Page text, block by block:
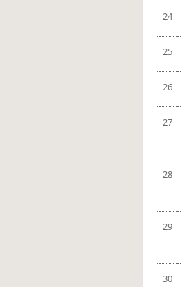
24
25
26
27
28
29
30